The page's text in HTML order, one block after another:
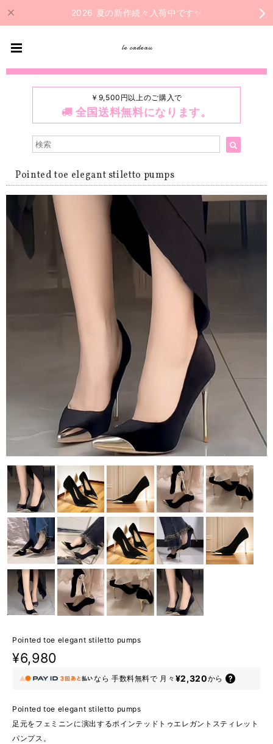
2026 夏の新作続々入荷中です✨
le cadeau
￥9,500円以上のご購入で
全国送料無料になります。
Pointed toe elegant stiletto pumps
Pointed toe elegant stiletto pumps
¥6,980
なら 手数料無料で 月々 ¥2,320から
Pointed toe elegant stiletto pumps
足元をフェミニンに演出するポインテッドトゥエレガントスティレット
パンプス。